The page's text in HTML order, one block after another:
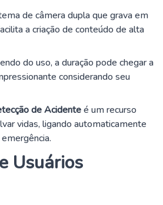
de câmera dupla que grava em
a criação de conteúdo de alta
do uso, a duração pode chegar a
considerando seu
de Acidenteé um recurso
vidas, ligando automaticamente
Usuários